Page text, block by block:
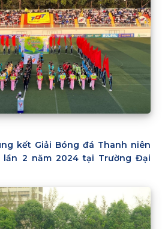
kết Giải Bóng đá Thanh niên
lần 2 năm 2024 tại Trường Đại